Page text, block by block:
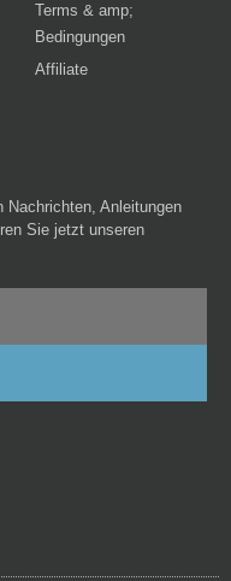
Terms & amp;
Bedingungen
Affiliate
Nachrichten, Anleitungen
Sie jetzt unseren